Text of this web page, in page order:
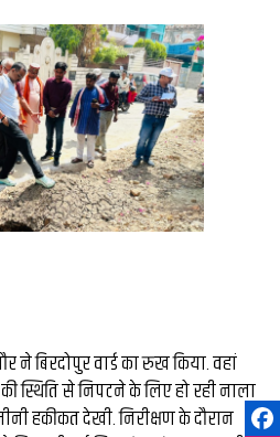
बिरदोपुर वार्ड का रुख किया. वहां
से निपटने के लिए हो रही नाला
हकीकत देखी. निरीक्षण के दौरान